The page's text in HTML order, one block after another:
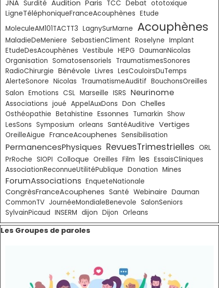
JNA Surdité Audition Paris TCC Debat ototoxique
LigneTéléphoniqueFranceAcouphènes Etude
MoleculeAM101TACTT3 LagnySurMarne Acouphènes
MaladieDeMeniere SebastienCliment Roselyne Implant
EtudeDesAcouphènes Vestibule HEPG DaumanNicolas
Organisation Somatosensoriels TraumatismesSonores
RadioChirurgie Bénévole Livres LesCouloirsDuTemps
AlerteSonore Nicolas TraumatismeAuditif BouchonsOreilles
Salon Emotions CSL Marseille ISRS Neurinome
Associations joué AppelAuxDons Don Chelles
Osthéopathie Betahistine Essonnes Tumarkin Show
LesSons Symposium orleans SantéAuditive Vertiges
OreilleAigue FranceAcouphenes Sensibilisation
PermanencesPhysiques RevuesTrimestrielles ORL
PrRoche SIOPI Colloque Oreilles Film les EssaisCliniques
AssociationReconnueUtilitéPublique Donation Mines
ForumAssociations EnqueteNationale
CongrèsFranceAcouphenes Santé Webinaire Dauman
CommonTV JournéeMondialeBenevole SalonSeniors
SylvainPicaud INSERM dijon Dijon Orleans
Sauter le bloc Les Groupes de paroles
Les Groupes de paroles